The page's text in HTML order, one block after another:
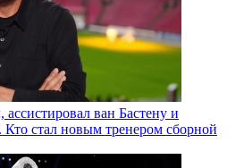
ван Бастену и
стал новым тренером сборной